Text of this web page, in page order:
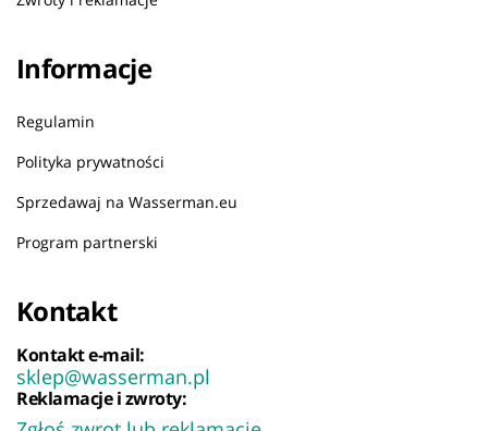
Informacje
Regulamin
Polityka prywatności
Sprzedawaj na Wasserman.eu
Program partnerski
Kontakt
Kontakt e-mail:
sklep@wasserman.pl
Reklamacje i zwroty: